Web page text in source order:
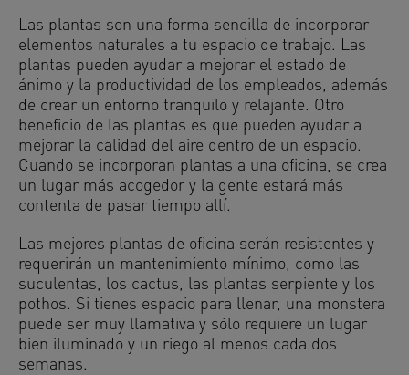
Las plantas son una forma sencilla de incorporar
elementos naturales a tu espacio de trabajo. Las
plantas pueden ayudar a mejorar el estado de
ánimo y la productividad de los empleados, además
de crear un entorno tranquilo y relajante. Otro
beneficio de las plantas es que pueden ayudar a
mejorar la calidad del aire dentro de un espacio.
Cuando se incorporan plantas a una oficina, se crea
un lugar más acogedor y la gente estará más
contenta de pasar tiempo allí.
Las mejores plantas de oficina serán resistentes y
requerirán un mantenimiento mínimo, como las
suculentas, los cactus, las plantas serpiente y los
pothos. Si tienes espacio para llenar, una monstera
puede ser muy llamativa y sólo requiere un lugar
bien iluminado y un riego al menos cada dos
semanas.